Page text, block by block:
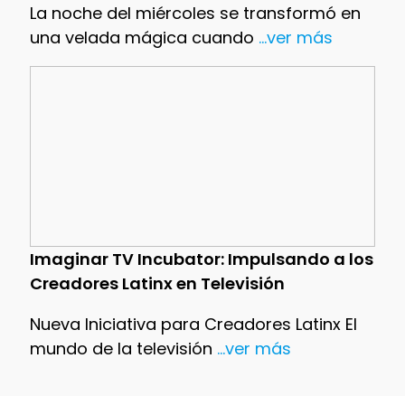
La noche del miércoles se transformó en
una velada mágica cuando ...ver más
Imaginar TV Incubator: Impulsando a los
Creadores Latinx en Televisión
Nueva Iniciativa para Creadores Latinx El
mundo de la televisión ...ver más